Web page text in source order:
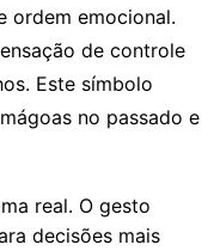
ordem emocional.
de controle
Este símbolo
no passado e
real. O gesto
decisões mais